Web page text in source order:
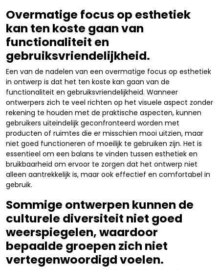
Overmatige focus op esthetiek
kan ten koste gaan van
functionaliteit en
gebruiksvriendelijkheid.
Een van de nadelen van een overmatige focus op esthetiek
in ontwerp is dat het ten koste kan gaan van de
functionaliteit en gebruiksvriendelijkheid. Wanneer
ontwerpers zich te veel richten op het visuele aspect zonder
rekening te houden met de praktische aspecten, kunnen
gebruikers uiteindelijk geconfronteerd worden met
producten of ruimtes die er misschien mooi uitzien, maar
niet goed functioneren of moeilijk te gebruiken zijn. Het is
essentieel om een balans te vinden tussen esthetiek en
bruikbaarheid om ervoor te zorgen dat het ontwerp niet
alleen aantrekkelijk is, maar ook effectief en comfortabel in
gebruik.
Sommige ontwerpen kunnen de
culturele diversiteit niet goed
weerspiegelen, waardoor
bepaalde groepen zich niet
vertegenwoordigd voelen.